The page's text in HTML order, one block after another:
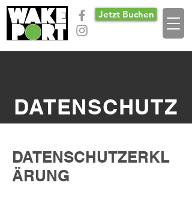
Jetzt Buchen
DATENSCHUTZ
DATENSCHUTZERKL
ÄRUNG